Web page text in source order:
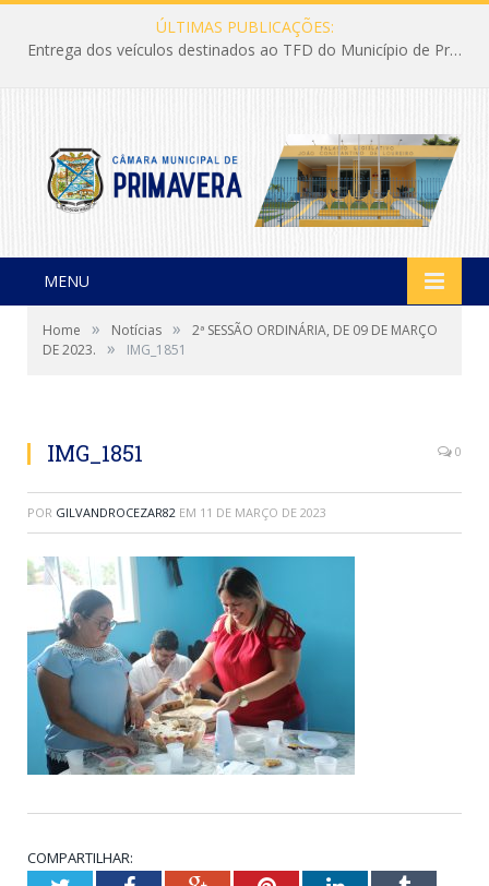
ÚLTIMAS PUBLICAÇÕES:
Entrega dos veículos destinados ao TFD do Município de Primavera
MENU
Home » Notícias »
2ª SESSÃO ORDINÁRIA, DE 09 DE MARÇO
DE 2023.
» IMG_1851
IMG_1851 0
POR GILVANDROCEZAR82 EM 11 DE MARÇO DE 2023
COMPARTILHAR: